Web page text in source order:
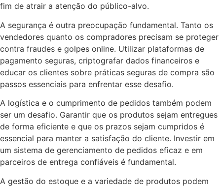
fim de atrair a atenção do público-alvo.
A segurança é outra preocupação fundamental. Tanto os
vendedores quanto os compradores precisam se proteger
contra fraudes e golpes online. Utilizar plataformas de
pagamento seguras, criptografar dados financeiros e
educar os clientes sobre práticas seguras de compra são
passos essenciais para enfrentar esse desafio.
A logística e o cumprimento de pedidos também podem
ser um desafio. Garantir que os produtos sejam entregues
de forma eficiente e que os prazos sejam cumpridos é
essencial para manter a satisfação do cliente. Investir em
um sistema de gerenciamento de pedidos eficaz e em
parceiros de entrega confiáveis é fundamental.
A gestão do estoque e a variedade de produtos podem